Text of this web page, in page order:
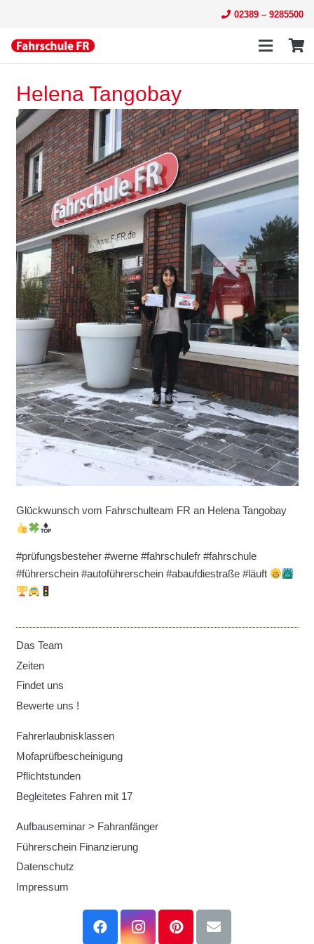
02389 – 9285500
Helena Tangobay
Glückwunsch vom Fahrschulteam FR an Helena Tangobay
#prüfungsbesteher #werne #fahrschulefr #fahrschule
#führerschein #autoführerschein #abaufdiestraße #läuft
Das Team
Zeiten
Findet uns
Bewerte uns !
Fahrerlaubnisklassen
Mofaprüfbescheinigung
Pflichtstunden
Begleitetes Fahren mit 17
Aufbauseminar > Fahranfänger
Führerschein Finanzierung
Datenschutz
Impressum